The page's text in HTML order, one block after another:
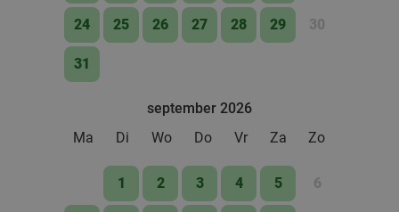
24 25 26 27 28 29 30
31
september 2026
Ma
Di Wo Do Vr Za Zo
1 2 3 4 5 6